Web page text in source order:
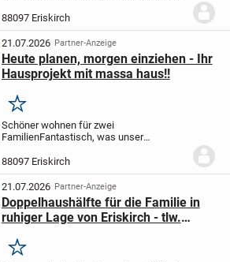
hochwertigen Wohnungen. Die ruhige
Lage, sonnige Ausrichtung und
großzügige Grünflächen...
88097 Eriskirch
21.07.2026 Partner-Anzeige
Heute planen, morgen einziehen - Ihr
Hausprojekt mit massa haus!!
Merken
Schöner wohnen für zwei
FamilienFantastisch, was unser
S an Wohnfläche bietet: Hier werden
gleich zwei Familien glücklich! Und das
auf zwei Ebenen: Das...
88097 Eriskirch
21.07.2026 Partner-Anzeige
Doppelhaushälfte für die Familie in
ruhiger Lage von Eriskirch - tlw.
Merken